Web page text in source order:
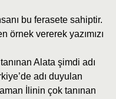
bu ferasete sahiptir.
örnek vererek yazımızı
Alata şimdi adı
adı duyulan
İlinin çok tanınan